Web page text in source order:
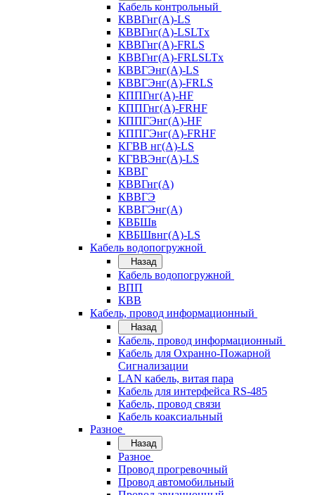
Кабель контрольный
КВВГнг(А)-LS
КВВГнг(А)-LSLTx
КВВГнг(А)-FRLS
КВВГнг(А)-FRLSLTx
КВВГЭнг(А)-LS
КВВГЭнг(А)-FRLS
КППГнг(А)-HF
КППГнг(А)-FRHF
КППГЭнг(А)-HF
КППГЭнг(А)-FRHF
КГВВ нг(А)-LS
КГВВЭнг(А)-LS
КВВГ
КВВГнг(А)
КВВГЭ
КВВГЭнг(А)
КВБШв
КВБШвнг(А)-LS
Кабель водопогружной
Назад
Кабель водопогружной
ВПП
КВВ
Кабель, провод информационный
Назад
Кабель, провод информационный
Кабель для Охранно-Пожарной
Сигнализации
LAN кабель, витая пара
Кабель для интерфейса RS-485
Кабель, провод связи
Кабель коаксиальный
Разное
Назад
Разное
Провод прогревочный
Провод автомобильный